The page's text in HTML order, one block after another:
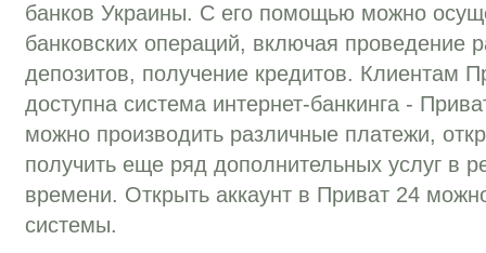
банков Украины. С его помощью можно
банковских операций, включая проведение
депозитов, получение кредитов. Клиентам
доступна система интернет-банкинга -
можно производить различные платежи,
получить еще ряд дополнительных услуг в
времени. Открыть аккаунт в Приват 24
системы.